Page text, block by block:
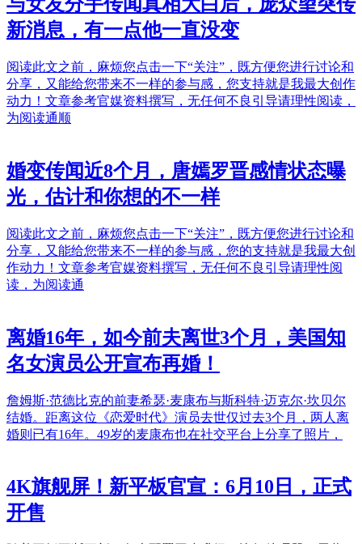
新消息，有一点他一直没变
阅读此文之前，麻烦您点击一下“关注”，既方便您进行讨论和
分享，又能给您带来不一样的参与感，您支持就是我最大创作
动力！文章参考官媒资料撰写，无任何不良引导请理性阅读，
为阅读通顺
婚变传闻近8个月，唐嫣罗晋感情状态曝
光，估计和你想的不一样
阅读此文之前，麻烦您点击一下“关注”，既方便您进行讨论和
分享，又能给您带来不一样的参与感，您的支持就是我最大创
作动力！文章参考官媒资料撰写，无任何不良引导请理性阅
读，为阅读通
离婚16年，如今前夫离世3个月，美国知
名女演员公开宣布再婚！
詹姆斯·范德比克的前妻希瑟·麦康布与斯科特·迈克尔·坎贝尔
结婚。距离这位《恋爱时代》演员去世仅过去3个月，两人离
婚则已有16年。49岁的麦康布也在社交平台上分享了照片，
4K旗舰屏！新平板官宣：6月10日，正式
开售